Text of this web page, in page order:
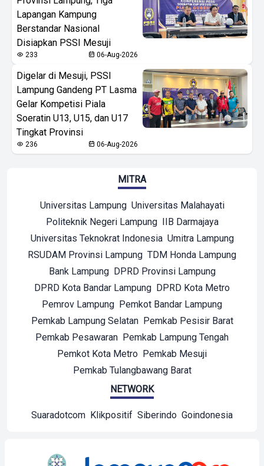
Lapangan Kampung
Berstandar Nasional
Disiapkan PSSI Mesuji
233 06-Aug-2026
Digelar di Mesuji, PSSI
Lampung Gandeng PT Lasma
Gelar Kompetisi Piala
Soeratin U13, U15, dan U17
Tingkat Provinsi
236 06-Aug-2026
MITRA
Universitas Lampung Universitas Malahayati
Politeknik Negeri Lampung IIB Darmajaya
Universitas Teknokrat Indonesia Umitra Lampung
RSUDAM Provinsi Lampung TDM Honda Lampung
Bank Lampung DPRD Provinsi Lampung
DPRD Kota Bandar Lampung DPRD Kota Metro
Pemrov Lampung Pemkot Bandar Lampung
Pemkab Lampung Selatan Pemkab Pesisir Barat
Pemkab Pesawaran Pemkab Lampung Tengah
Pemkot Kota Metro Pemkab Mesuji
Pemkab Tulangbawang Barat
NETWORK
Suaradotcom Klikpositif Siberindo Goindonesia